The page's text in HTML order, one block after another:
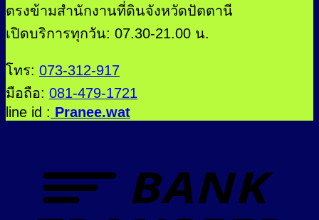
ตรงข้ามสำนักงานที่ดินจังหวัดปัตตานี
เปิดบริการทุกวัน: 07.30-21.00 น.
โทร: 073-312-917
มือถือ: 081-479-1721
line id : Pranee.wat